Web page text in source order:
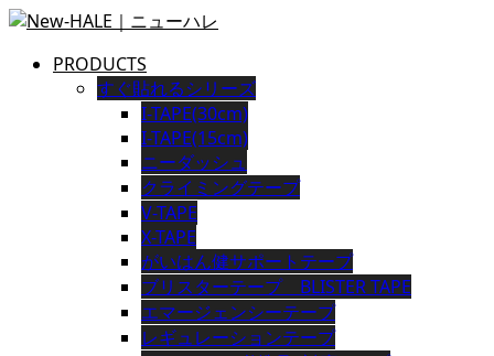
PRODUCTS
すぐ貼れるシリーズ
I-TAPE(30cm)
I-TAPE(15cm)
ニーダッシュ
クライミングテープ
V-TAPE
X-TAPE
がいはん健サポートテープ
ブリスターテープ BLISTER TAPE
エマージェンシーテープ
レギュレーションテープ